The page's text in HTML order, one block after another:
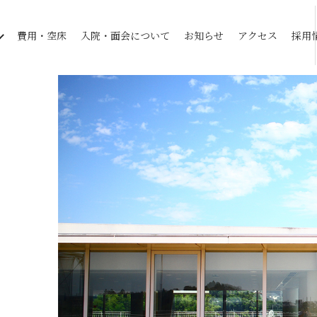
費用・空床 入院・面会について お知らせ アクセス 採用